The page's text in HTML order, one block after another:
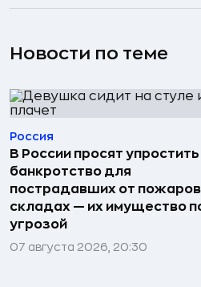
Новости по теме
Россия
В России просят упростить
банкротство для
пострадавших от пожаров
складах — их имущество
угрозой
07 августа 2026, 20:30